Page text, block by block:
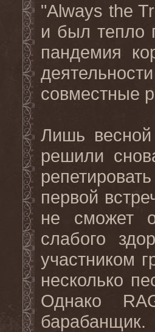
"Always the
и был тепло
пандемия
совместные
Лишь весной
решили
репетировать
первой
не сможет
слабого
участником
несколько
Однако
барабанщик.